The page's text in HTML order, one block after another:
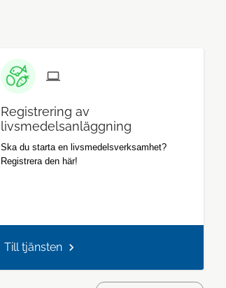
Registrering av
livsmedelsanläggning
Ska du starta en livsmedelsverksamhet?
Registrera den här!
Till tjänsten